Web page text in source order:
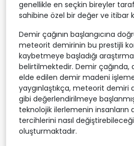
genellikle en seçkin bireyler
sahibine özel bir değer ve itibar
Demir çağının başlangıcına
meteorit demirinin bu prestijli
kaybetmeye başladığı
belirtilmektedir. Demir çağında,
elde edilen demir madeni
yaygınlaştıkça, meteorit demiri
gibi değerlendirilmeye
teknolojik ilerlemenin insanların
tercihlerini nasıl
oluşturmaktadır.